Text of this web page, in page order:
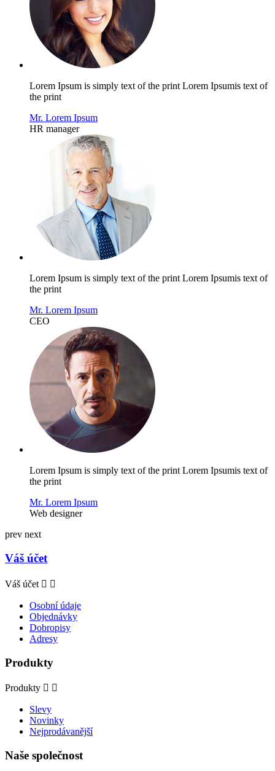
Lorem Ipsum is simply text of the print Lorem Ipsumis text of
the print
Mr. Lorem Ipsum
HR manager
Lorem Ipsum is simply text of the print Lorem Ipsumis text of
the print
Mr. Lorem Ipsum
CEO
Lorem Ipsum is simply text of the print Lorem Ipsumis text of
the print
Mr. Lorem Ipsum
Web designer
prev next
Váš účet
Váš účet  
Osobní údaje
Objednávky
Dobropisy
Adresy
Produkty
Produkty  
Slevy
Novinky
Nejprodávanější
Naše společnost